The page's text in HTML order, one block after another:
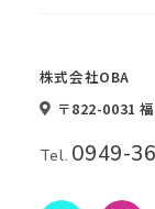
株式会社OBA
〒822-0031
Tel. 0949-